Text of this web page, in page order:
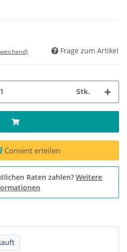
Frage zum Artikel
Stk.
Consent erteilen
Raten zahlen? Weitere